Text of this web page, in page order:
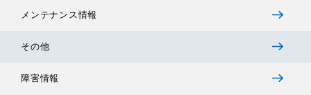
メンテナンス情報
その他
障害情報